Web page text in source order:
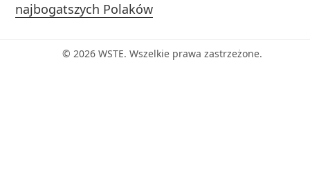
najbogatszych Polaków
© 2026 WSTE. Wszelkie prawa zastrzeżone.